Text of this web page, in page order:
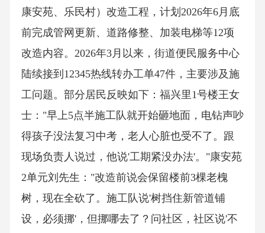
康安苑、乐民村）改造工程，计划2026年6月底
前完成管网更新、道路修整、加装电梯等12项
改造内容。2026年3月以来，街道便民服务中心
陆续接到12345热线转办工单47件，主要涉及施
工问题。部分居民反映如下：福兴里1号楼王女
士："早上5点半施工队就开始砸地面，电钻声吵
得孩子没法复习中考，老人心脏也受不了。跟
现场负责人说过，他说'工期紧没办法'。"康安苑
2单元刘先生："改造前说会保留楼前3棵老槐
树，现在全砍了。施工队说'树挡住新管道铺
设，必须挪'，但挪哪去了？问社区，社区说'不